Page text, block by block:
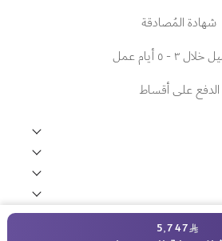
5٬747
شهادة المُصادقة
٣ - ٥ أيام عمل
الدفع على أقساط